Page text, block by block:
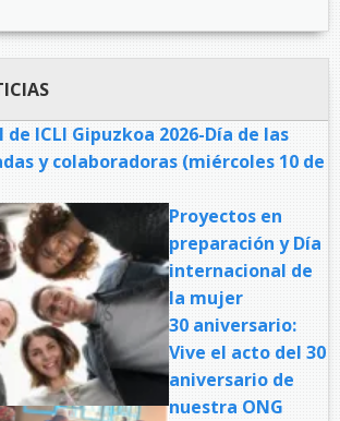
ICLI Gipuzkoa 2026-Día de las
y colaboradoras (miércoles 10 de
Proyectos en
preparación y Día
internacional de
la mujer
30 aniversario:
Vive el acto del 30
aniversario de
nuestra ONG